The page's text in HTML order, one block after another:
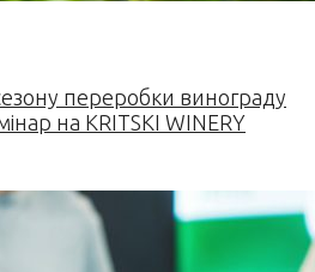
переробки винограду
на KRITSKI WINERY